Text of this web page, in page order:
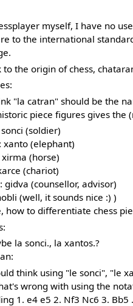
myself, I have no
to the international
to the origin of chess,
"la catran" should be the
piece figures gives the
(soldier)
xanto (elephant)
(horse)
(chariot)
gidva (counsellor, advisor)
(well, it sounds nice :) )
how to differentiate chess
la sonci., la xantos.?
think using "le sonci", "le
wrong with using the
1. e4 e5 2. Nf3 Nc6 3.